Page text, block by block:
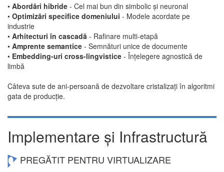
• Abordări hibride - Cel mai bun din simbolic și neuronal
• Optimizări specifice domeniului - Modele acordate pe
industrie
• Arhitecturi în cascadă - Rafinare multi-etapă
• Amprente semantice - Semnături unice de documente
• Embedding-uri cross-lingvistice - Înțelegere agnostică de
limbă
Câteva sute de ani-persoană de dezvoltare cristalizați în algoritmi
gata de producție.
Implementare și Infrastructură
PREGĂTIT PENTRU VIRTUALIZARE